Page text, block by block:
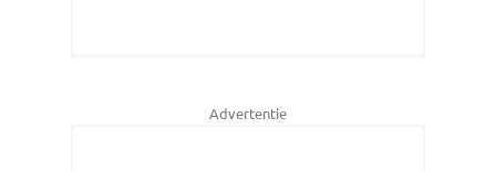
Advertentie